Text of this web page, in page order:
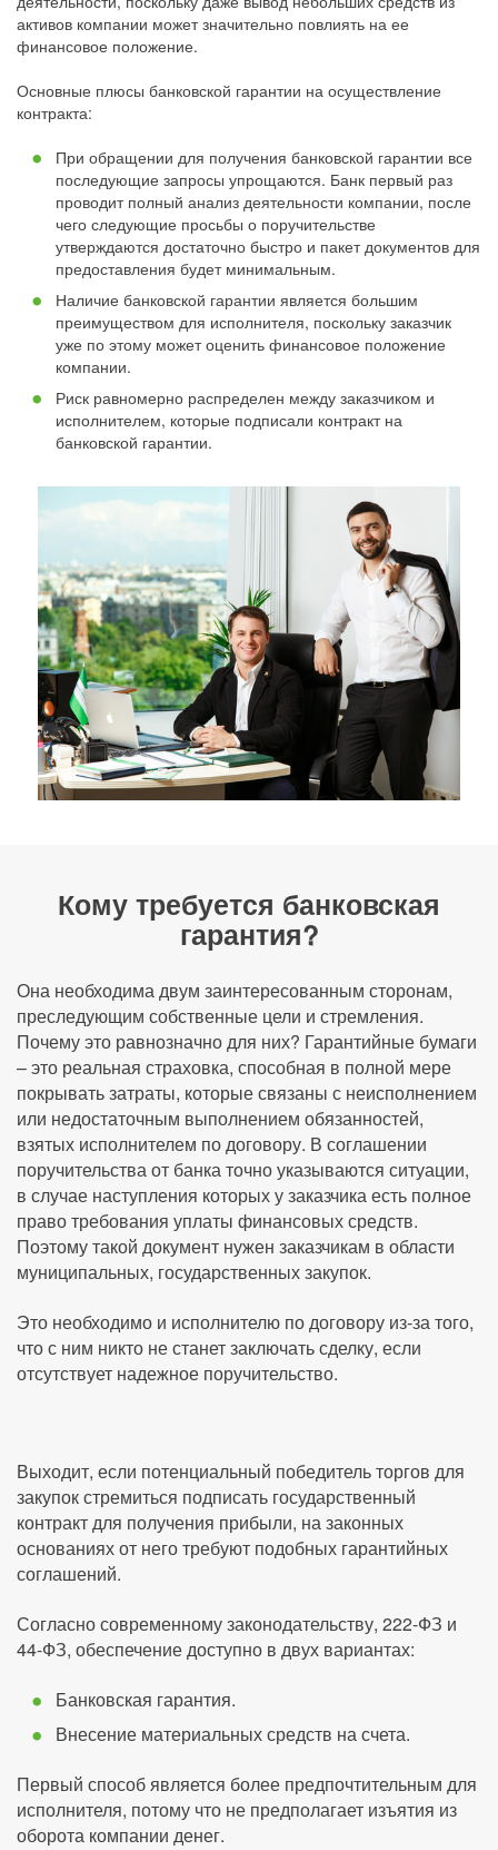
активов компании может значительно повлиять на ее
финансовое положение.
Основные плюсы банковской гарантии на осуществление
контракта:
При обращении для получения банковской гарантии все
последующие запросы упрощаются. Банк первый раз
проводит полный анализ деятельности компании, после
чего следующие просьбы о поручительстве
утверждаются достаточно быстро и пакет документов для
предоставления будет минимальным.
Наличие банковской гарантии является большим
преимуществом для исполнителя, поскольку заказчик
уже по этому может оценить финансовое положение
компании.
Риск равномерно распределен между заказчиком и
исполнителем, которые подписали контракт на
банковской гарантии.
Кому требуется банковская
гарантия?
Она необходима двум заинтересованным сторонам,
преследующим собственные цели и стремления.
Почему это равнозначно для них? Гарантийные бумаги
– это реальная страховка, способная в полной мере
покрывать затраты, которые связаны с неисполнением
или недостаточным выполнением обязанностей,
взятых исполнителем по договору. В соглашении
поручительства от банка точно указываются ситуации,
в случае наступления которых у заказчика есть полное
право требования уплаты финансовых средств.
Поэтому такой документ нужен заказчикам в области
муниципальных, государственных закупок.
Это необходимо и исполнителю по договору из-за того,
что с ним никто не станет заключать сделку, если
отсутствует надежное поручительство.
Выходит, если потенциальный победитель торгов для
закупок стремиться подписать государственный
контракт для получения прибыли, на законных
основаниях от него требуют подобных гарантийных
соглашений.
Согласно современному законодательству, 222-ФЗ и
44-ФЗ, обеспечение доступно в двух вариантах:
Банковская гарантия.
Внесение материальных средств на счета.
Первый способ является более предпочтительным для
исполнителя, потому что не предполагает изъятия из
оборота компании денег.